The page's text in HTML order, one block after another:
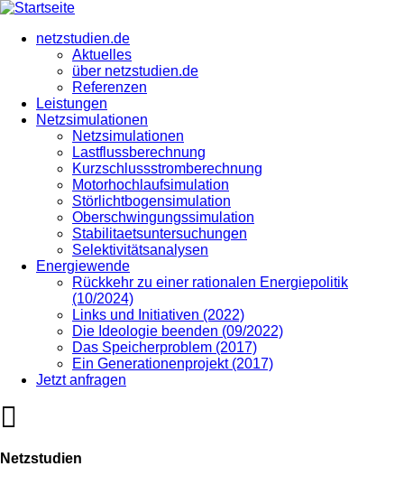
Direkt
Inhalt
netzstudien.de
Aktuelles
über netzstudien.de
Referenzen
Leistungen
Netzsimulationen
Netzsimulationen
Lastflussberechnung
Kurzschlussstromberechnung
Motorhochlaufsimulation
Störlichtbogensimulation
Oberschwingungssimulation
Stabilitaetsuntersuchungen
Selektivitätsanalysen
Energiewende
Rückkehr zu einer rationalen Energiepolitik
(10/2024)
Links und Initiativen (2022)
Die Ideologie beenden (09/2022)
Das Speicherproblem (2017)
Ein Generationenprojekt (2017)
Jetzt anfragen
Netzstudien